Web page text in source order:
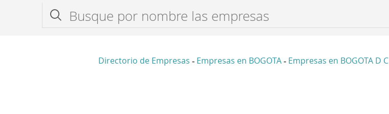
Directorio de Empresas - Empresas en BOGOTA - Empresas en BOGOTA D C